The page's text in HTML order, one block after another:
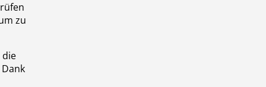
zu
die